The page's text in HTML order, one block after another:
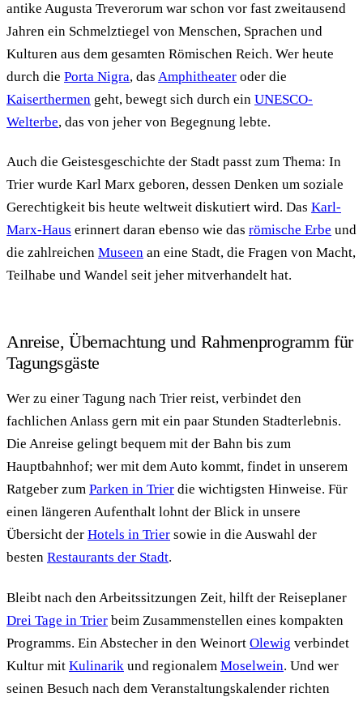
antike Augusta Treverorum war schon vor fast zweitausend
Jahren ein Schmelztiegel von Menschen, Sprachen und
Kulturen aus dem gesamten Römischen Reich. Wer heute
durch die Porta Nigra, das Amphitheater oder die
Kaiserthermen geht, bewegt sich durch ein UNESCO-
Welterbe, das von jeher von Begegnung lebte.
Auch die Geistesgeschichte der Stadt passt zum Thema: In
Trier wurde Karl Marx geboren, dessen Denken um soziale
Gerechtigkeit bis heute weltweit diskutiert wird. Das Karl-
Marx-Haus erinnert daran ebenso wie das römische Erbe und
die zahlreichen Museen an eine Stadt, die Fragen von Macht,
Teilhabe und Wandel seit jeher mitverhandelt hat.
Anreise, Übernachtung und Rahmenprogramm für
Tagungsgäste
Wer zu einer Tagung nach Trier reist, verbindet den
fachlichen Anlass gern mit ein paar Stunden Stadterlebnis.
Die Anreise gelingt bequem mit der Bahn bis zum
Hauptbahnhof; wer mit dem Auto kommt, findet in unserem
Ratgeber zum Parken in Trier die wichtigsten Hinweise. Für
einen längeren Aufenthalt lohnt der Blick in unsere
Übersicht der Hotels in Trier sowie in die Auswahl der
besten Restaurants der Stadt.
Bleibt nach den Arbeitssitzungen Zeit, hilft der Reiseplaner
Drei Tage in Trier beim Zusammenstellen eines kompakten
Programms. Ein Abstecher in den Weinort Olewig verbindet
Kultur mit Kulinarik und regionalem Moselwein. Und wer
seinen Besuch nach dem Veranstaltungskalender richten